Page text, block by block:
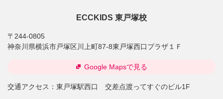
ECCKIDS 東戸塚校
〒244-0805
神奈川県横浜市戸塚区川上町87-8東戸塚西口プラザ１Ｆ
交通アクセス： 東戸塚駅西口 交差点渡ってすぐのビル1F
Google Mapsで見る